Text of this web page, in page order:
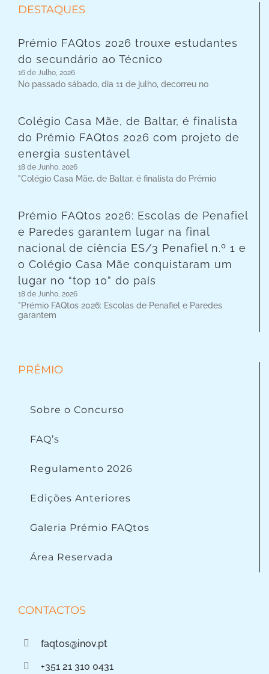
DESTAQUES
Prémio FAQtos 2026 trouxe estudantes
do secundário ao Técnico
16 de Julho, 2026
No passado sábado, dia 11 de julho, decorreu no
Colégio Casa Mãe, de Baltar, é finalista
do Prémio FAQtos 2026 com projeto de
energia sustentável
18 de Junho, 2026
"Colégio Casa Mãe, de Baltar, é finalista do Prémio
Prémio FAQtos 2026: Escolas de Penafiel
e Paredes garantem lugar na final
nacional de ciência ES/3 Penafiel n.º 1 e
o Colégio Casa Mãe conquistaram um
lugar no “top 10” do país
18 de Junho, 2026
"Prémio FAQtos 2026: Escolas de Penafiel e Paredes
garantem
PRÉMIO
Sobre o Concurso
FAQ’s
Regulamento 2026
Edições Anteriores
Galeria Prémio FAQtos
Área Reservada
CONTACTOS
faqtos@inov.pt
+351 21 310 0431